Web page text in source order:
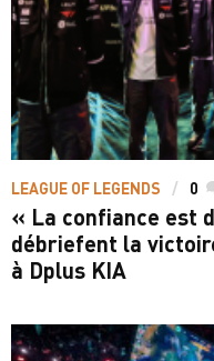
LEAGUE OF LEGENDS 0
« La confiance est
débriefent la
à Dplus KIA